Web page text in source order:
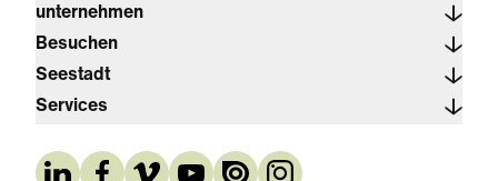
unternehmen
Besuchen
Seestadt
Services